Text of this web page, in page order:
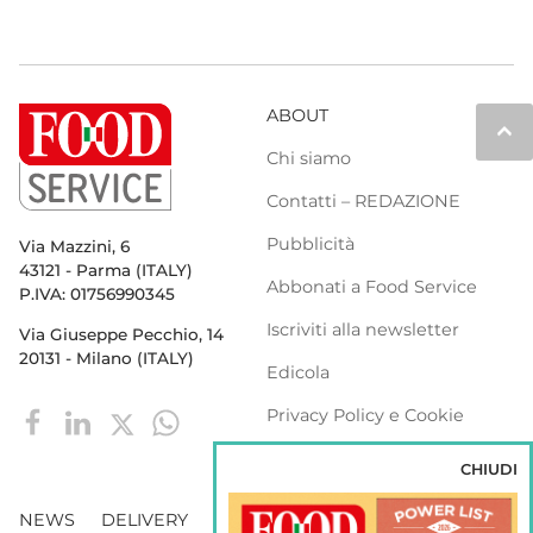
keyboard_arrow_up
Via Mazzini, 6
43121 - Parma (ITALY)
P.IVA: 01756990345
Via Giuseppe Pecchio, 14
20131 - Milano (ITALY)
ABOUT
Chi siamo
Contatti – REDAZIONE
Pubblicità
Abbonati a Food Service
Iscriviti alla newsletter
Edicola
Privacy Policy e Cookie
NEWS DELIVERY DISTRIBUZIONE
CHIUDI